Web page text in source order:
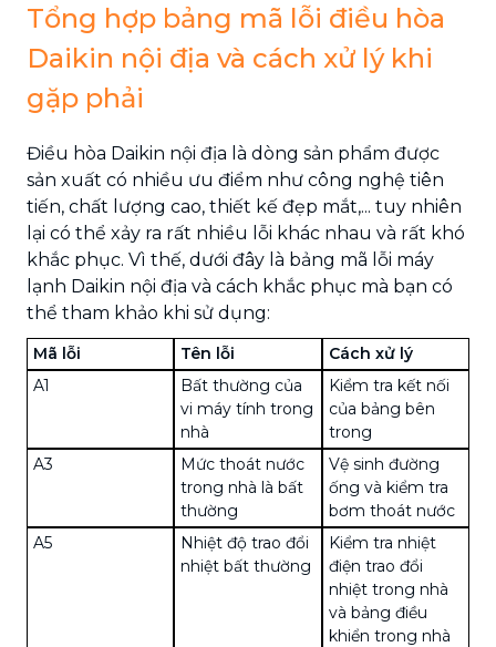
Tổng hợp bảng mã lỗi điều hòa
Daikin nội địa và cách xử lý khi
gặp phải
Điều hòa Daikin nội địa là dòng sản phẩm được
sản xuất có nhiều ưu điểm như công nghệ tiên
tiến, chất lượng cao, thiết kế đẹp mắt,... tuy nhiên
lại có thể xảy ra rất nhiều lỗi khác nhau và rất khó
khắc phục. Vì thế, dưới đây là bảng mã lỗi máy
lạnh Daikin nội địa và cách khắc phục mà bạn có
thể tham khảo khi sử dụng:
Mã lỗi Tên lỗi
Cách xử lý
A1
Bất thường của
vi máy tính trong
nhà
Kiểm tra kết nối
của bảng bên
trong
A3
Mức thoát nước
trong nhà là bất
thường
Vệ sinh đường
ống và kiểm tra
bơm thoát nước
A5
Nhiệt độ trao đổi
nhiệt bất thường
Kiểm tra nhiệt
điện trao đổi
nhiệt trong nhà
và bảng điều
khiển trong nhà